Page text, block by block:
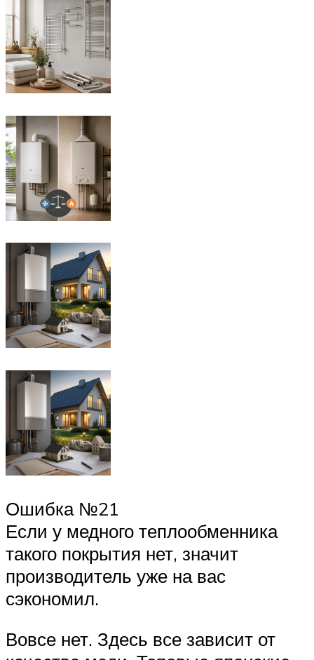
Ошибка №21
Если у медного теплообменника
такого покрытия нет, значит
производитель уже на вас
сэкономил.
Вовсе нет. Здесь все зависит от